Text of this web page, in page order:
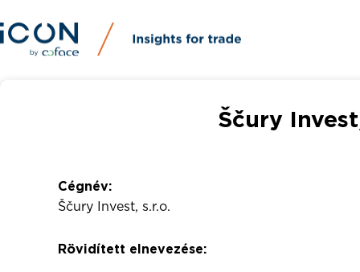
Ščury
Cégnév:
Ščury Invest, s.r.o.
Rövidített elnevezése: